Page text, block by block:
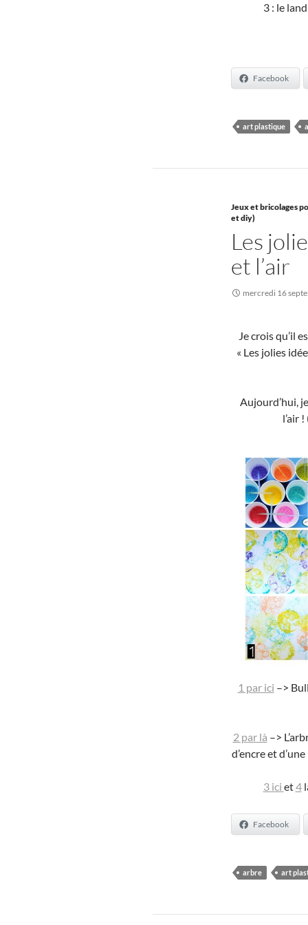
3 : le
Facebook
art plastique
Jeux et bricolages
et diy)
Les
et l’air
mercredi 16
Je crois qu’il
« Les jolies
Aujourd’hui,
l’air
1 par ici –>
2 par là –>
d’encre et
3 ici et4
Facebook
arbre art